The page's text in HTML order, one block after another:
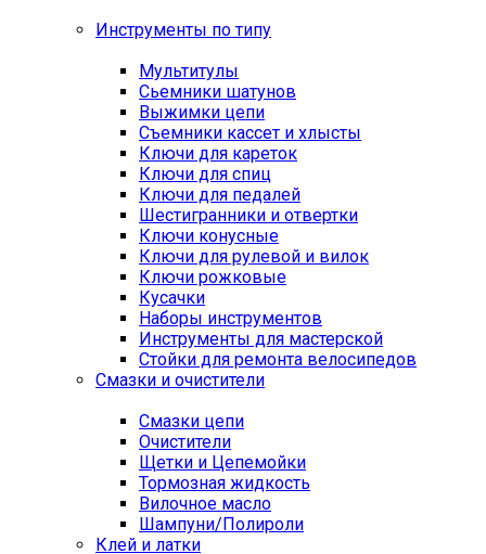
Инструменты по типу
Мультитулы
Сьемники шатунов
Выжимки цепи
Съемники кассет и хлысты
Ключи для кареток
Ключи для спиц
Ключи для педалей
Шестигранники и отвертки
Ключи конусные
Ключи для рулевой и вилок
Ключи рожковые
Кусачки
Наборы инструментов
Инструменты для мастерской
Стойки для ремонта велосипедов
Смазки и очистители
Смазки цепи
Очистители
Щетки и Цепемойки
Тормозная жидкость
Вилочное масло
Шампуни/Полироли
Клей и латки